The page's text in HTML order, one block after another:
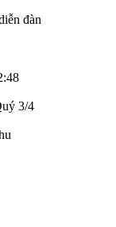
đàn
3/4